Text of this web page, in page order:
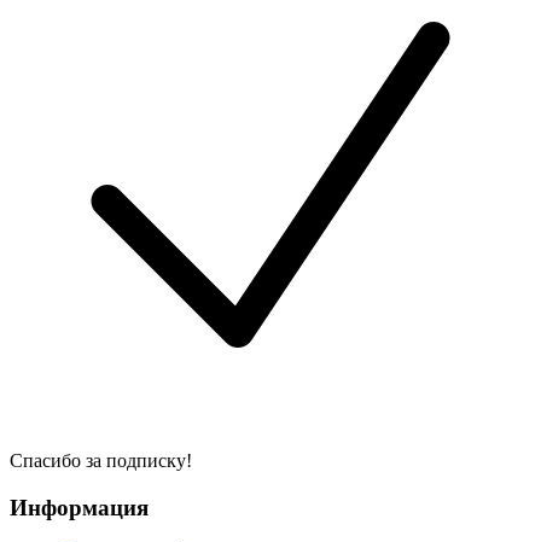
Спасибо за подписку!
Информация